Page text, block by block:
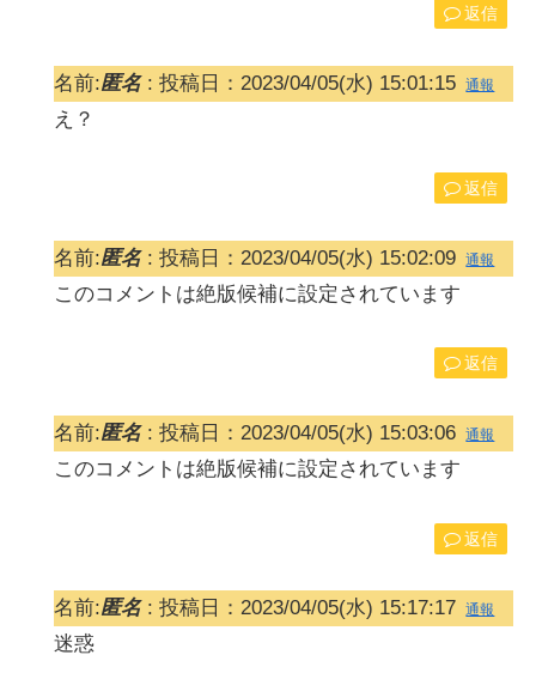
返信
名前:匿名: 投稿日：2023/04/05(水) 15:01:15 通報
え？
返信
名前:匿名: 投稿日：2023/04/05(水) 15:02:09 通報
このコメントは絶版候補に設定されています
返信
名前:匿名: 投稿日：2023/04/05(水) 15:03:06 通報
このコメントは絶版候補に設定されています
返信
名前:匿名: 投稿日：2023/04/05(水) 15:17:17 通報
迷惑